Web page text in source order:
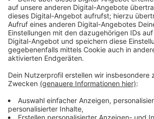
Wir benötigen Ihre
Zustimmung, um den
Video-Service zu
Wir verwenden einen Service
Drittanbieters, um
einzubetten. Dieser Service